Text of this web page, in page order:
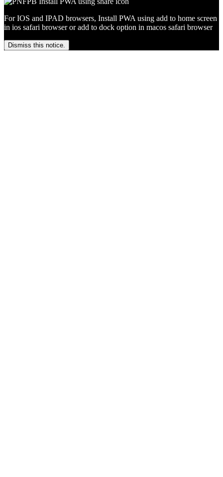
For IOS and IPAD browsers, Install PWA using add to home screen
in ios safari browser or add to dock option in macos safari browser
Dismiss this notice.